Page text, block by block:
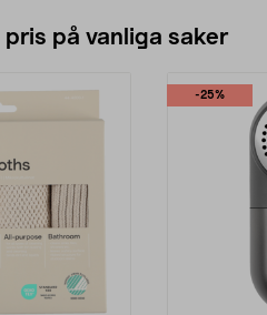
på vanliga saker
-25%